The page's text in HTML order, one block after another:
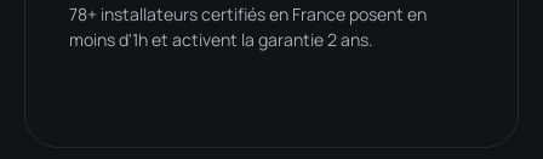
78+ installateurs certifiés en France posent en
moins d'1h et activent la garantie 2 ans.